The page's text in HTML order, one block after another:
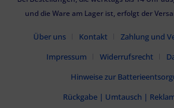
und die Ware am Lager ist, erfolgt der
Über uns Kontakt Zahlung und
Impressum
Widerrufsrecht
Hinweise zur
Rückgabe | Umtausch |